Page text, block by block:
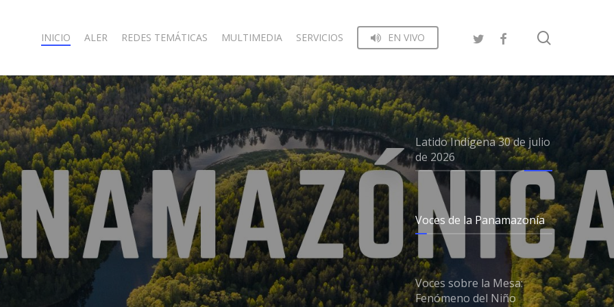
INICIO ALER REDES TEMÁTICAS MULTIMEDIA SERVICIOS EN VIVO
julio de
Latido Indígena 30 de julio
de 2026
Voces de la Panamazonía
Voces sobre la Mesa:
Fenómeno del Niño